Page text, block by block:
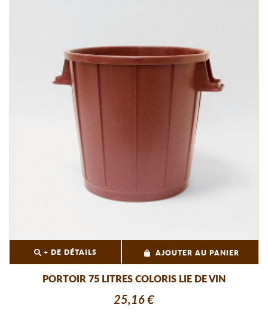
+ DE DÉTAILS AJOUTER AU PANIER
PORTOIR 75 LITRES COLORIS LIE DE VIN
25,16 €